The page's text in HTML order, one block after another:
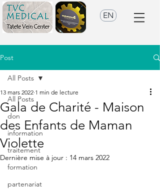
EN
Post
All Posts
don
information
traitement
formation
partenariat
All Posts
Gala de Charité - Maison
des Enfants de Maman
Violette
13 mars 2022 1 min de lecture
Dernière mise à jour : 14 mars 2022